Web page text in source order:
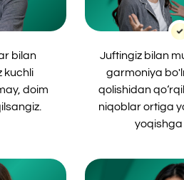
qilishni istaysiz. “Yanayam
yoqishga urinasiz